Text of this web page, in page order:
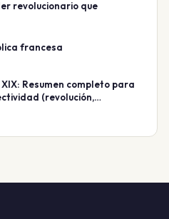
revolucionario que
francesa
Resumen completo para
(revolución,